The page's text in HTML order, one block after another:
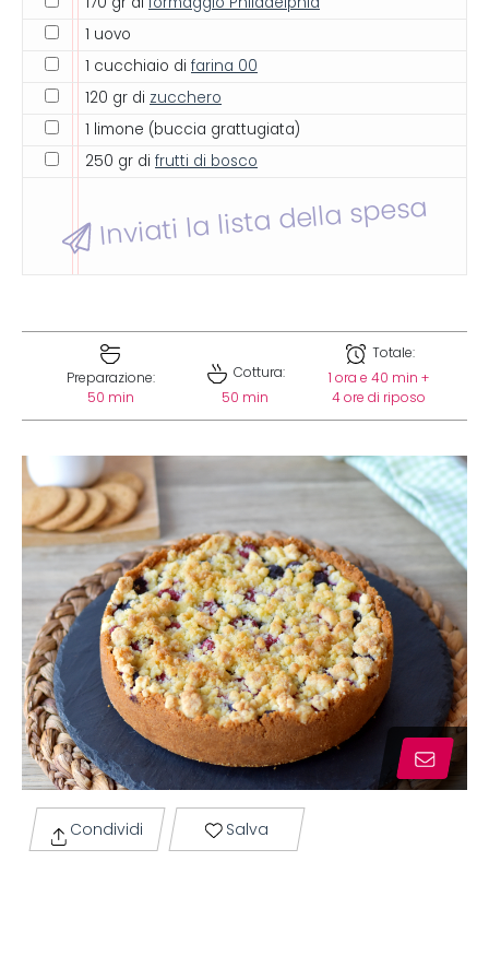
1 uovo
1 cucchiaio di farina 00
120 gr di zucchero
1 limone (buccia grattugiata)
250 gr di frutti di bosco
Inviati la lista della spesa
Preparazione:
50 min
Cottura:
50 min
Totale:
1 ora e 40 min +
4 ore di riposo
Condividi Salva